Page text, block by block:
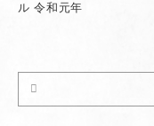
ル 令和元年